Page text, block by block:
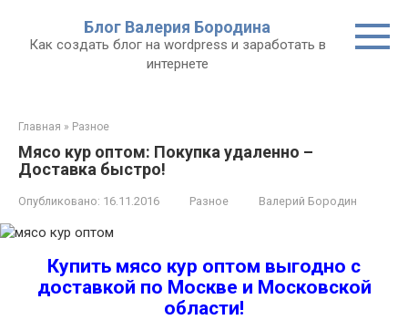
контенту
Блог Валерия Бородина
Как создать блог на wordpress и заработать в
интернете
Главная » Разное
Мясо кур оптом: Покупка удаленно –
Доставка быстро!
Опубликовано: 16.11.2016 Разное Валерий Бородин
Купить мясо кур оптом выгодно с
доставкой по Москве и Московской
области!